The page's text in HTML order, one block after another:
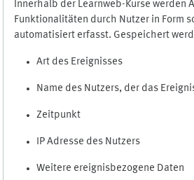
Innerhalb der Learnweb-Kurse werden
Funktionalitäten durch Nutzer in Form
automatisiert erfasst. Gespeichert
Art des Ereignisses
Name des Nutzers, der das
Zeitpunkt
IP Adresse des Nutzers
Weitere ereignisbezogene Daten